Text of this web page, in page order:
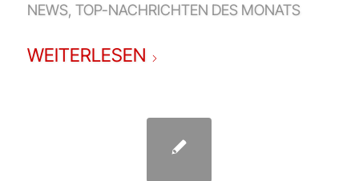
NEWS, TOP-NACHRICHTEN DES MONATS
WEITERLESEN